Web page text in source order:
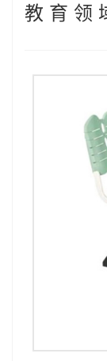
教 育 领